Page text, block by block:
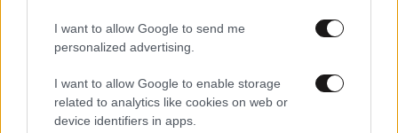
I want to allow Google to send me
personalized advertising.
I want to allow Google to enable storage
related to analytics like cookies on web or
device identifiers in apps.
Η αυτοκρατορία του «Έντικ» και ο «μεγάλος»
όρος Greek Mafia